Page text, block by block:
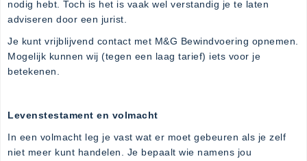
nodig hebt. Toch is het is vaak wel verstandig je te laten
adviseren door een jurist.
Je kunt vrijblijvend contact met M&G Bewindvoering opnemen.
Mogelijk kunnen wij (tegen een laag tarief) iets voor je
betekenen.
Levenstestament en volmacht
In een volmacht leg je vast wat er moet gebeuren als je zelf
niet meer kunt handelen. Je bepaalt wie namens jou